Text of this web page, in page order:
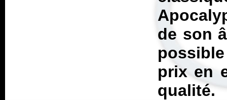
de son
prix en
qualité.